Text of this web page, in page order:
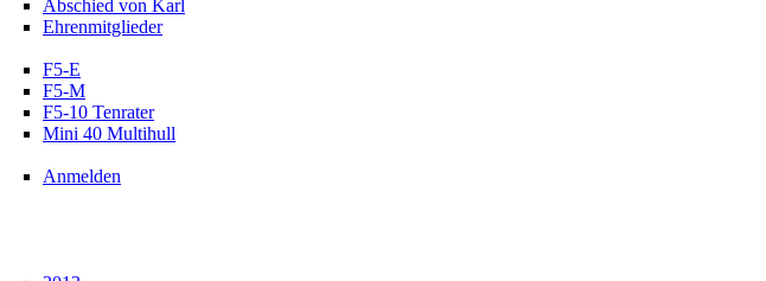
Abschied von Karl
Ehrenmitglieder
F5-E
F5-M
F5-10 Tenrater
Mini 40 Multihull
Anmelden